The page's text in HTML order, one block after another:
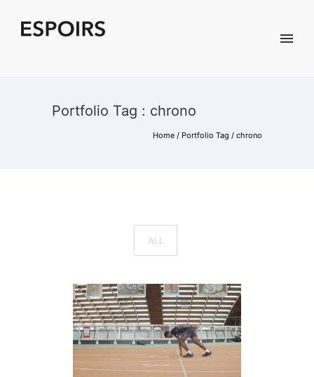
Portfolio Tag : chrono
Home / Portfolio Tag / chrono
ALL
Athlétisme